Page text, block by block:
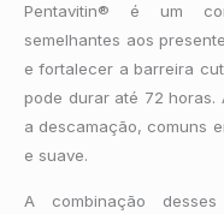
Pentavitin® é um
semelhantes aos
e fortalecer a barreira
pode durar até 72 horas.
a descamação, comuns
e suave.
A combinação